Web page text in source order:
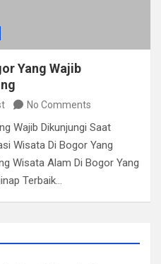
Yang Wajib
No Comments
Wajib Dikunjungi Saat
Wisata Di Bogor Yang
Wisata Alam Di Bogor Yang
Terbaik…